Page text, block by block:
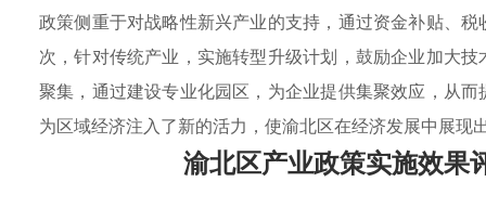
政策侧重于对战略性新兴产业的支持，通过资金补贴、
次，针对传统产业，实施转型升级计划，鼓励企业加大
聚集，通过建设专业化园区，为企业提供集聚效应，从
为区域经济注入了新的活力，使渝北区在经济发展中展现
渝北区产业政策实施效果